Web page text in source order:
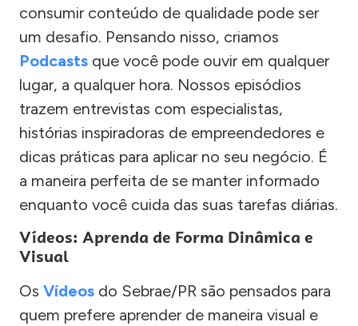
consumir conteúdo de qualidade pode ser
um desafio. Pensando nisso, criamos
Podcasts que você pode ouvir em qualquer
lugar, a qualquer hora. Nossos episódios
trazem entrevistas com especialistas,
histórias inspiradoras de empreendedores e
dicas práticas para aplicar no seu negócio. É
a maneira perfeita de se manter informado
enquanto você cuida das suas tarefas diárias.
Vídeos: Aprenda de Forma Dinâmica e
Visual
Os Vídeos do Sebrae/PR são pensados para
quem prefere aprender de maneira visual e